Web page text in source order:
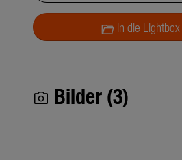
folder_openIn die
photo_camera Bilder (3)